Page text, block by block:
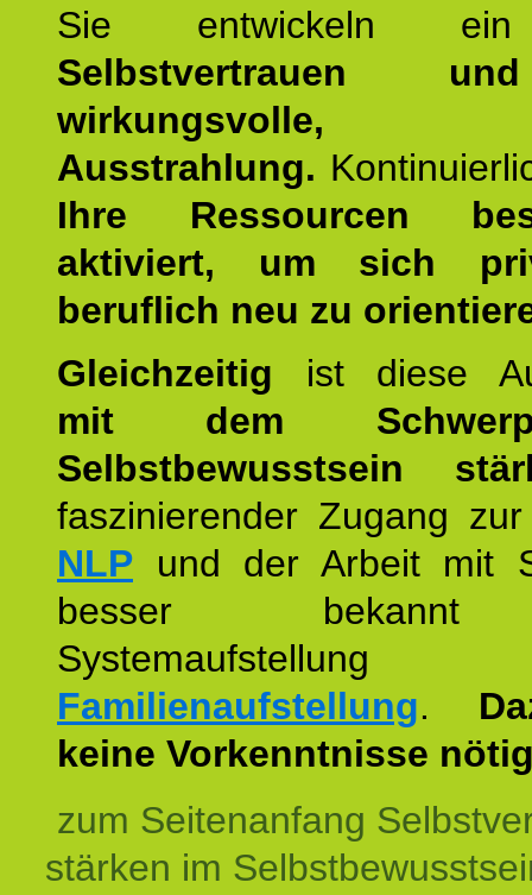
Sie entwickeln ein
Selbstvertrauen
wirkungsvolle,
Ausstrahlung.
Ihre Ressourcen
aktiviert, um sich
beruflich neu zu
Gleichzeitig ist diese
mit dem
Selbstbewusstsein
faszinierender Zugang
NLP und der Arbeit mit
besser
Familienaufstellung.
keine Vorkenntnisse
zum Seitenanfang
stärken im